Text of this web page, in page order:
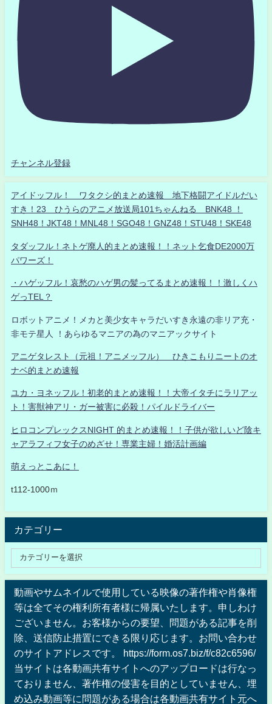
チャンネル登録
アイドッフル！ ワタクシ的まとめ速報 地下格闘アイドルだい
すき！23 ひうらのアニメ放送局101ちゃんねる BNK48 ！
SNH48！JKT48！MNL48！SGO48！GNZ48！STU48！SKE48
タダッフル！ネトゲ廃人的まとめ速報！！ネット乞食DE2000万
パワーズ！
・ハゲッフル！哀愁のハゲ男の髪ってるまとめ速報！！激しくハ
ゲっTEL？
ロボットアニメ！メカと美少女キャラだいすき永遠の非リア充・
非モテ星人 ！あらゆるマニアの為のマニアックサイト
アニゲタレスト（元祖！アニメッフル） ひきこもりニートのオ
ナベ的まとめ速報
ユカ・ヨネッフル！初老的まとめ速報！！大帝イタチにラリアッ
ト！害獣神アリ・ガー被害に必殺！パイルドライバー
ヒロコンプレックスNIGHT 的まとめ速報！！子供が欲しいど陰キ
ャアラフィフ女子のめざせ！専業主婦！婚活計画編
萌えっとこあに！
t112-1000ｍ
カテゴリー
動画やサムネイルで使用している映像の著作権や肖像権
等は全てその権利所有者様に帰属いたします。申しわけ
ございません。お客様からの要望、問題がある記事を削
除、送信防止措置にできる限り応じます。お問い合わせ
のサイトアドレスです。 https://form.os7.biz/f/c82c6596/
当サイトは各動画共有サイトへのアップロードは行なっ
ておりません、著作権の侵害を目的としていません、埋
め込み動画等に問題がある場合は各動画共有サイト元へ